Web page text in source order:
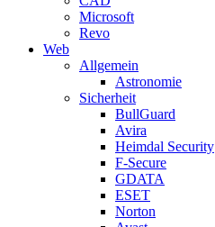
Microsoft
Revo
Web
Allgemein
Astronomie
Sicherheit
BullGuard
Avira
Heimdal Security
F-Secure
GDATA
ESET
Norton